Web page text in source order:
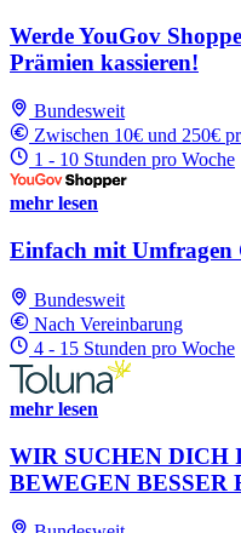
Werde YouGov
Prämien kassieren!
Bundesweit
Zwischen 10€ und 250€
1 - 10 Stunden pro Woche
mehr lesen
Einfach mit Umfragen
Bundesweit
Nach Vereinbarung
4 - 15 Stunden pro Woche
mehr lesen
WIR SUCHEN DICH
BEWEGEN BESSER